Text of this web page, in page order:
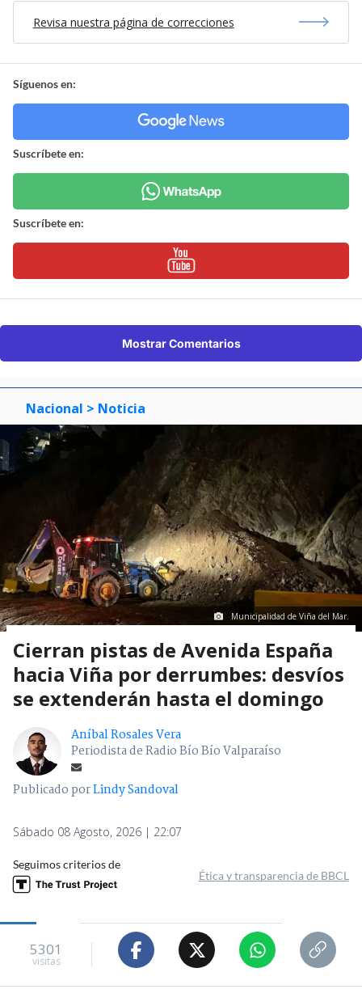
Revisa nuestra página de correcciones
Síguenos en:
Suscríbete en:
Suscríbete en:
Mostrar Comentarios
Nacional > Noticia
Municipalidad de Viña del Mar.
Cierran pistas de Avenida España
hacia Viña por derrumbes: desvíos
se extenderán hasta el domingo
Aníbal Rosales Vera
Periodista de Radio Bío Bío Valparaíso
Publicado porLindy Sandoval
Sábado 08 Agosto, 2026 | 22:07
Seguimos criterios de
Ética y transparencia de BBCL
5301
visitas